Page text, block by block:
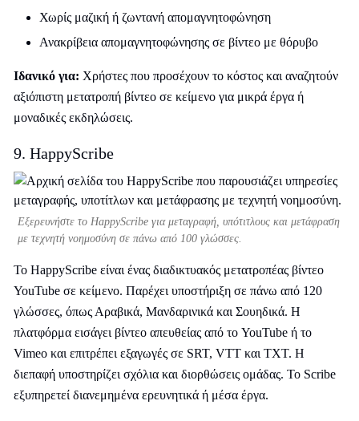
Χωρίς μαζική ή ζωντανή απομαγνητοφώνηση
Ανακρίβεια απομαγνητοφώνησης σε βίντεο με θόρυβο
Ιδανικό για: Χρήστες που προσέχουν το κόστος και αναζητούν
αξιόπιστη μετατροπή βίντεο σε κείμενο για μικρά έργα ή
μοναδικές εκδηλώσεις.
9. HappyScribe
Εξερευνήστε το HappyScribe για μεταγραφή, υπότιτλους και μετάφραση
με τεχνητή νοημοσύνη σε πάνω από 100 γλώσσες.
Το HappyScribe είναι ένας διαδικτυακός μετατροπέας βίντεο
YouTube σε κείμενο. Παρέχει υποστήριξη σε πάνω από 120
γλώσσες, όπως Αραβικά, Μανδαρινικά και Σουηδικά. Η
πλατφόρμα εισάγει βίντεο απευθείας από το YouTube ή το
Vimeo και επιτρέπει εξαγωγές σε SRT, VTT και TXT. Η
διεπαφή υποστηρίζει σχόλια και διορθώσεις ομάδας. Το Scribe
εξυπηρετεί διανεμημένα ερευνητικά ή μέσα έργα.